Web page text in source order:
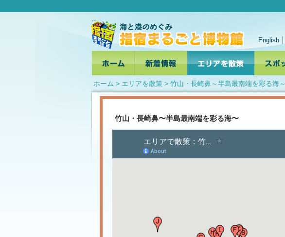
English
ホーム > エリアを散策 > 竹山・長崎鼻～半島最南端を彩る海～
竹山・長崎鼻〜半島最南端を彩る海〜